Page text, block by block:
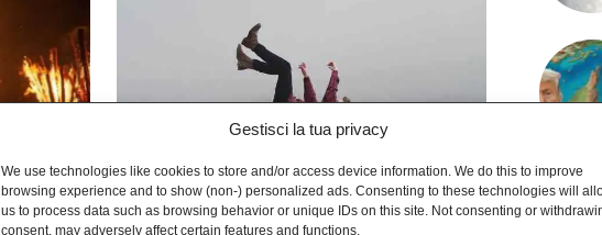
Gestisci la tua privacy
We use technologies like cookies to store and/or access device information. We do this to improve
browsing experience and to show (non-) personalized ads. Consenting to these technologies will
us to process data such as browsing behavior or unique IDs on this site. Not consenting or
consent, may adversely affect certain features and functions.
NEWS